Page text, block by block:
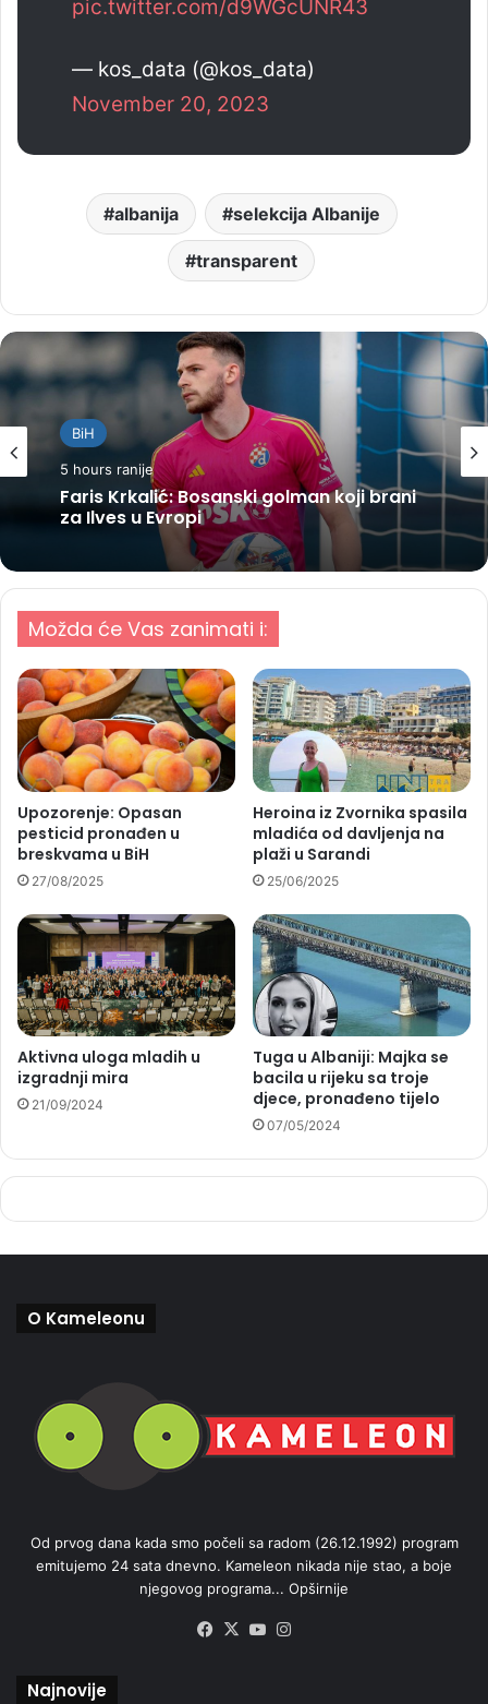
pic.twitter.com/d9WGcUNR43
— kos_data (@kos_data)
November 20, 2023
albanija selekcija Albanije
transparent
BiH
5 hours ranije
Faris Krkalić: Bosanski golman koji brani
za Ilves u Evropi
Možda će Vas zanimati i:
Upozorenje: Opasan
pesticid pronađen u
breskvama u BiH
27/08/2025
Heroina iz Zvornika spasila
mladića od davljenja na
plaži u Sarandi
25/06/2025
Aktivna uloga mladih u
izgradnji mira
21/09/2024
Tuga u Albaniji: Majka se
bacila u rijeku sa troje
djece, pronađeno tijelo
07/05/2024
O Kameleonu
Od prvog dana kada smo počeli sa radom (26.12.1992) program
emitujemo 24 sata dnevno. Kameleon nikada nije stao, a boje
njegovog programa... Opširnije
Facebook
X YouTube
Najnovije